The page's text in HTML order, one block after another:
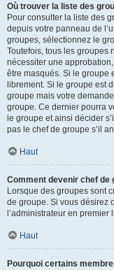
Où trouver la liste des
Pour consulter la liste des
depuis votre panneau de
groupes, sélectionnez le
Toutefois, tous les groupes
nécessiter une
être masqués. Si le groupe
librement. Si le groupe est
groupe mais votre
groupe. Ce dernier pourra
le groupe et ainsi décider
pas le chef de groupe s’il
Haut
Comment devenir chef de
Lorsque des groupes sont
de groupe. Si vous désirez
l’administrateur en
Haut
Pourquoi certains